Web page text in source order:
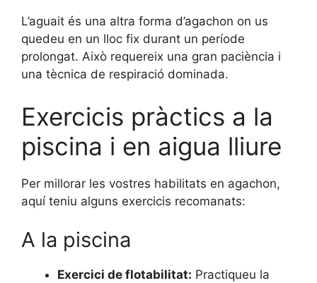
L’aguait és una altra forma d’agachon on us
quedeu en un lloc fix durant un període
prolongat. Això requereix una gran paciència i
una tècnica de respiració dominada.
Exercicis pràctics a la
piscina i en aigua lliure
Per millorar les vostres habilitats en agachon,
aquí teniu alguns exercicis recomanats:
A la piscina
Exercici de flotabilitat: Practiqueu la